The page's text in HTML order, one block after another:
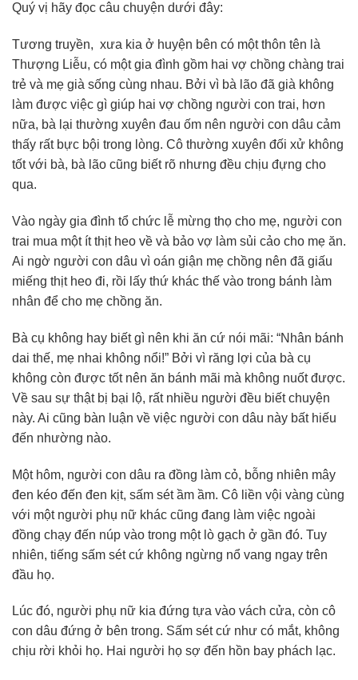
Quý vị hãy đọc câu chuyện dưới đây:
Tương truyền, xưa kia ở huyện bên có một thôn tên là
Thượng Liễu, có một gia đình gồm hai vợ chồng chàng trai
trẻ và mẹ già sống cùng nhau. Bởi vì bà lão đã già không
làm được việc gì giúp hai vợ chồng người con trai, hơn
nữa, bà lại thường xuyên đau ốm nên người con dâu cảm
thấy rất bực bội trong lòng. Cô thường xuyên đối xử không
tốt với bà, bà lão cũng biết rõ nhưng đều chịu đựng cho
qua.
Vào ngày gia đình tổ chức lễ mừng thọ cho mẹ, người con
trai mua một ít thịt heo về và bảo vợ làm sủi cảo cho mẹ ăn.
Ai ngờ người con dâu vì oán giận mẹ chồng nên đã giấu
miếng thịt heo đi, rồi lấy thứ khác thế vào trong bánh làm
nhân để cho mẹ chồng ăn.
Bà cụ không hay biết gì nên khi ăn cứ nói mãi: “Nhân bánh
dai thế, mẹ nhai không nổi!” Bởi vì răng lợi của bà cụ
không còn được tốt nên ăn bánh mãi mà không nuốt được.
Về sau sự thật bị bại lộ, rất nhiều người đều biết chuyện
này. Ai cũng bàn luận về việc người con dâu này bất hiếu
đến nhường nào.
Một hôm, người con dâu ra đồng làm cỏ, bỗng nhiên mây
đen kéo đến đen kịt, sấm sét ầm ầm. Cô liền vội vàng cùng
với một người phụ nữ khác cũng đang làm việc ngoài
đồng chạy đến núp vào trong một lò gạch ở gần đó. Tuy
nhiên, tiếng sấm sét cứ không ngừng nổ vang ngay trên
đầu họ.
Lúc đó, người phụ nữ kia đứng tựa vào vách cửa, còn cô
con dâu đứng ở bên trong. Sấm sét cứ như có mắt, không
chịu rời khỏi họ. Hai người họ sợ đến hồn bay phách lạc.